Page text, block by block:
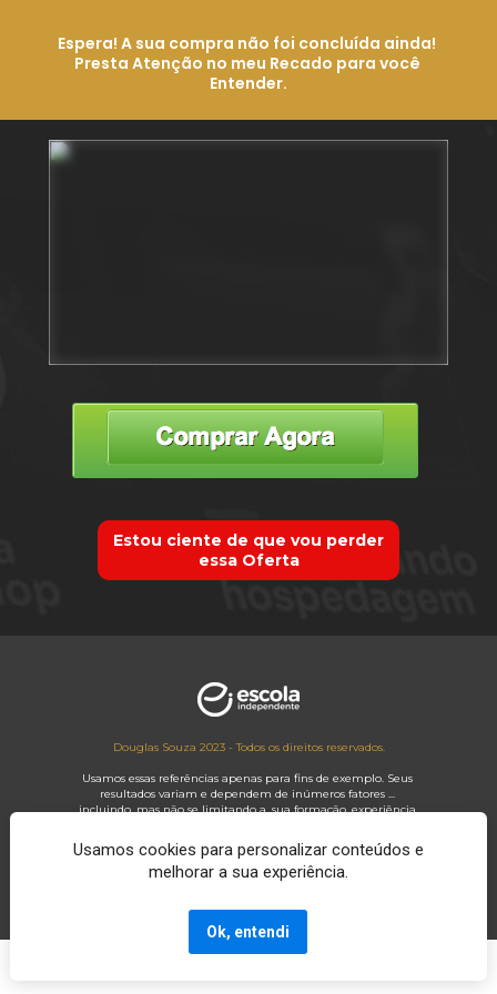
Espera! A sua compra não foi concluída ainda!
Presta Atenção no meu Recado para você
Entender.
Estou ciente de que vou perder
essa Oferta
Douglas Souza 2023 - Todos os direitos reservados.
Usamos essas referências apenas para fins de exemplo. Seus
resultados variam e dependem de inúmeros fatores ...
incluindo, mas não se limitando a, sua formação, experiência
como esforços e ações massivas e consistentes. Se você não
está disposto a aceitar isso, NÃO OBTENHA NOSSAS
INFORMAÇÕES.
Usamos cookies para personalizar conteúdos e
melhorar a sua experiência.
Ok, entendi